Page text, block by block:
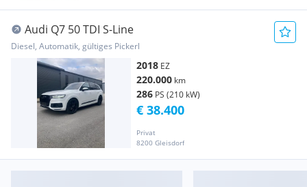
Audi Q7 50 TDI S-Line
Diesel, Automatik, gültiges Pickerl
2018 EZ
220.000 km
286 PS (210 kW)
Privat
8200 Gleisdorf
€ 38.400